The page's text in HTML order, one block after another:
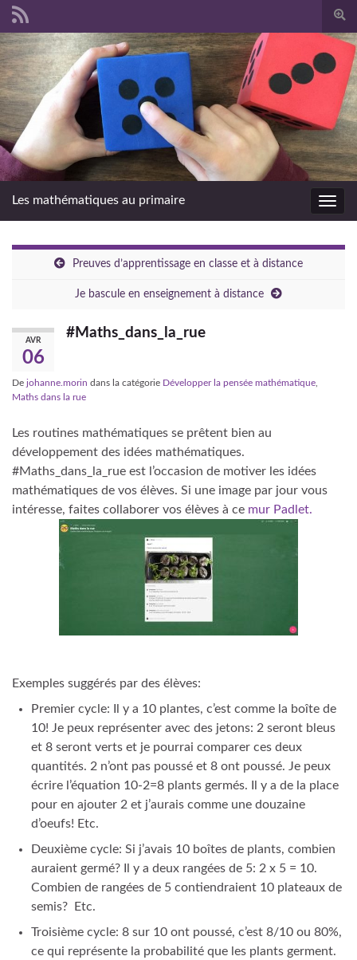
form
Search for:
Les mathématiques au primaire
Preuves d’apprentissage en classe et à distance
Je bascule en enseignement à distance
AVR
06
#Maths_dans_la_rue
De johanne.morin dans la catégorie Développer la pensée mathématique
Maths dans la rue
Les routines mathématiques se prêtent bien au
développement des idées mathématiques.
#Maths_dans_la_rue est l’occasion de motiver les idées
mathématiques de vos élèves. Si une image par jour vous
intéresse, faites collaborer vos élèves à ce mur Padlet.
Exemples suggérés par des élèves:
Premier cycle: Il y a 10 plantes, c’est comme la boîte de
10! Je peux représenter avec des jetons: 2 seront bleus
et 8 seront verts et je pourrai comparer ces deux
quantités. 2 n’ont pas poussé et 8 ont poussé. Je peux
écrire l’équation 10-2=8 plants germés. Il y a de la place
pour en ajouter 2 et j’aurais comme une douzaine
d’oeufs! Etc.
Deuxième cycle: Si j’avais 10 boîtes de plants, combien
auraient germé? Il y a deux rangées de 5: 2 x 5 = 10.
Combien de rangées de 5 contiendraient 10 plateaux de
semis? Etc.
Troisième cycle: 8 sur 10 ont poussé, c’est 8/10 ou 80%,
ce qui représente la probabilité que les plants germent.